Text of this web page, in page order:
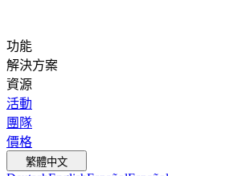
功能
解決方案
資源
活動
團隊
價格
繁體中文